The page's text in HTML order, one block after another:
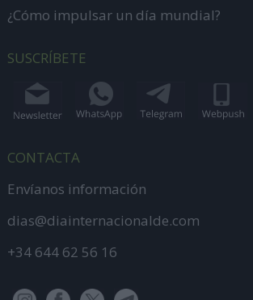
¿Cómo impulsar un día mundial?
SUSCRÍBETE
CONTACTA
Envíanos información
dias@diainternacionalde.com
+34 644 62 56 16